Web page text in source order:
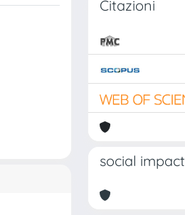
Citazioni
social impact